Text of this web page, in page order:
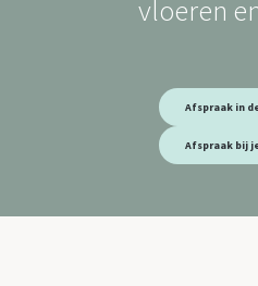
vloeren
Afspraak in
Afspraak bij